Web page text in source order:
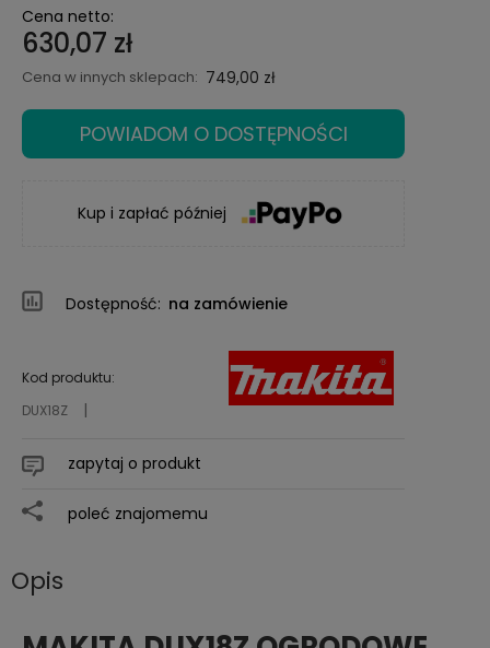
Cena netto:
630,07 zł
Cena w innych sklepach: 749,00 zł
POWIADOM O DOSTĘPNOŚCI
Kup i zapłać później
Dostępność: na zamówienie
Kod produktu:
DUX18Z
zapytaj o produkt
poleć znajomemu
Opis